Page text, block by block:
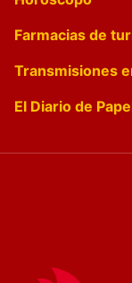
Farmacias de
Transmisiones
El Diario de